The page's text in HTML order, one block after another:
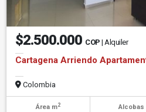
$2.500.000 COP | Alquiler
Cartagena Arriendo
Colombia
Área m2 Alcobas